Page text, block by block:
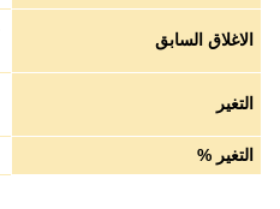
الاغلاق السابق
التغير
التغير %